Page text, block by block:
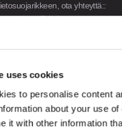
uses cookies
to personalise content
about your use
it with other information
ota yhteyttä::